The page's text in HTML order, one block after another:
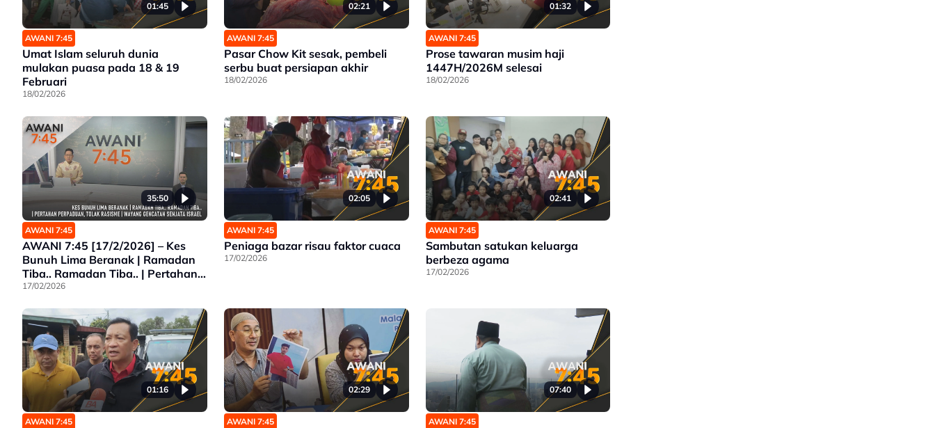
01:45
AWANI 7:45
Umat Islam seluruh dunia
mulakan puasa pada 18 & 19
Februari
18/02/2026
02:21
AWANI 7:45
Pasar Chow Kit sesak, pembeli
serbu buat persiapan akhir
18/02/2026
01:32
AWANI 7:45
Prose tawaran musim haji
1447H/2026M selesai
18/02/2026
35:50
AWANI 7:45
AWANI 7:45 [17/2/2026] – Kes
Bunuh Lima Beranak | Ramadan
Tiba.. Ramadan Tiba.. | Pertahan
Perpaduan, Tolak Rasisme |
17/02/2026
02:05
AWANI 7:45
Peniaga bazar risau faktor cuaca
17/02/2026
02:41
AWANI 7:45
Sambutan satukan keluarga
berbeza agama
17/02/2026
01:16
AWANI 7:45
02:29
AWANI 7:45
07:40
AWANI 7:45